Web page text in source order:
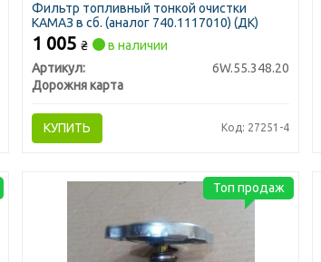
Фильтр топливный тонкой очистки
КАМАЗ в сб. (аналог 740.1117010) (ДК)
1 005₴
в наличии
Артикул:
6W.55.348.20
Дорожня карта
КУПИТЬ Код: 27251-4
Топ продаж